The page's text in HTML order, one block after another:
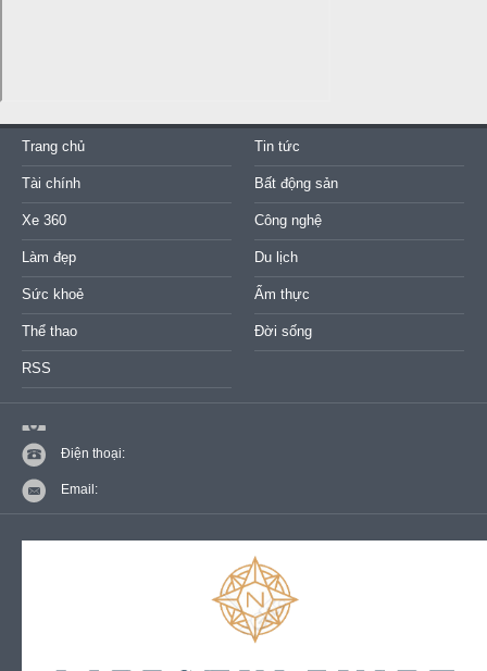
Trang chủ Tin tức
Tài chính Bất động sản
Xe 360 Công nghệ
Làm đẹp Du lịch
Sức khoẻ Ẩm thực
Thể thao Đời sống
RSS
Điện thoại:
Email: